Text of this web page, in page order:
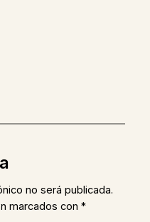
no será publicada.
marcados con *